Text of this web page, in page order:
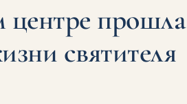
центре прошла
святителя